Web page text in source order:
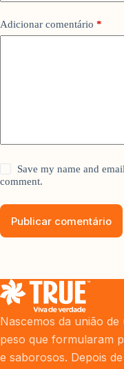
Adicionar comentário *
Save my name and
comment.
Publicar comentário
Nascemos da união de
peso que formularam
e saborosos. Depois